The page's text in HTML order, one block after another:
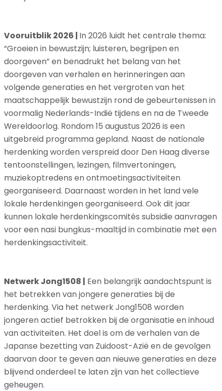
Vooruitblik 2026 | In 2026 luidt het centrale thema:
“Groeien in bewustzijn; luisteren, begrijpen en
doorgeven” en benadrukt het belang van het
doorgeven van verhalen en herinneringen aan
volgende generaties en het vergroten van het
maatschappelijk bewustzijn rond de gebeurtenissen in
voormalig Nederlands-Indië tijdens en na de Tweede
Wereldoorlog. Rondom 15 augustus 2026 is een
uitgebreid programma gepland. Naast de nationale
herdenking worden verspreid door Den Haag diverse
tentoonstellingen, lezingen, filmvertoningen,
muziekoptredens en ontmoetingsactiviteiten
georganiseerd. Daarnaast worden in het land vele
lokale herdenkingen georganiseerd. Ook dit jaar
kunnen lokale herdenkingscomités subsidie aanvragen
voor een nasi bungkus-maaltijd in combinatie met een
herdenkingsactiviteit.
Netwerk Jong1508 | Een belangrijk aandachtspunt is
het betrekken van jongere generaties bij de
herdenking. Via het netwerk Jong1508 worden
jongeren actief betrokken bij de organisatie en inhoud
van activiteiten. Het doel is om de verhalen van de
Japanse bezetting van Zuidoost-Azië en de gevolgen
daarvan door te geven aan nieuwe generaties en deze
blijvend onderdeel te laten zijn van het collectieve
geheugen.